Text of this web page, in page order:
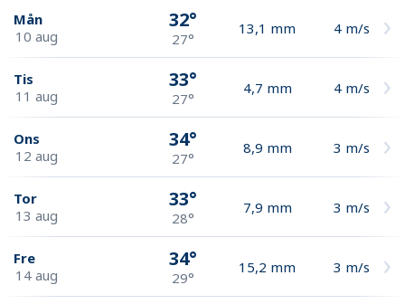
Mån
10 aug
32°
27°
13,1 mm 4 m/s
Tis
11 aug
33°
27°
4,7 mm 4 m/s
Ons
12 aug
34°
27°
8,9 mm 3 m/s
Tor
13 aug
33°
28°
7,9 mm 3 m/s
Fre
14 aug
34°
29°
15,2 mm 3 m/s